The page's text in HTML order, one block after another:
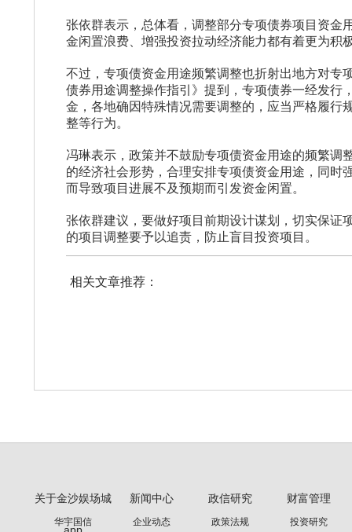
张依群表示，总体看，调整部分专项债券项目资金
金闲置浪费、增强投资拉动经济能力都有着更为积
不过，专项债资金用途频繁调整也折射出地方对专
债券用途调整操作指引》提到，专项债券一经发行
金，各地确因特殊情况需要调整的，应当严格履行
整等行为。
冯琳表示，政策并不鼓励专项债资金用途的频繁调
的经济社会形势，合理安排专项债资金用途，同时
而导致项目进展不及预期而引发资金闲置。
张依群建议，要做好项目前期设计谋划，切实保证
的项目调整要予以追责，防止盲目投资项目。
相关文章推荐：
关于金沙娱场城
华宇国信
新闻中心
企业动态
政信研究
政策法规
财富管理
投资研究